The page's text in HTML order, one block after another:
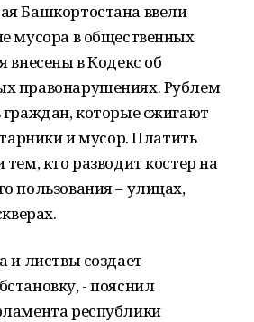
Башкортостана ввели
мусора в общественных
внесены в Кодекс об
правонарушениях. Рублем
граждан, которые сжигают
и мусор. Платить
кто разводит костер на
пользования – улицах,
и листвы создает
- пояснил
республики